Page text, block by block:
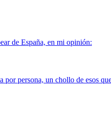
de España, en mi opinión:
persona, un chollo de esos